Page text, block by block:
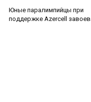
Юные паралимпийцы при
поддержке Azercell